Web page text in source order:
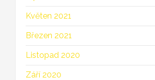
Květen 2021
Březen 2021
Listopad 2020
Září 2020